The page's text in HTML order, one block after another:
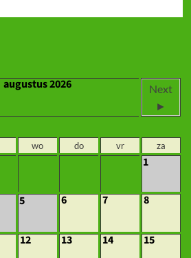
augustus 2026
Next
►
wo do vr za
1
5 6 7 8
12 13 14 15